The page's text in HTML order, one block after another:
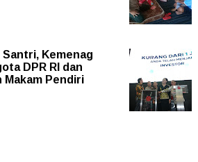
Kemenag
DPR RI dan
Makam Pendiri